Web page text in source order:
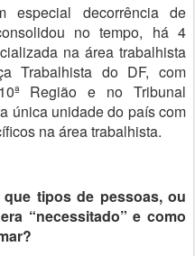
especial decorrência de
no tempo, há 4
na área trabalhista
Trabalhista do DF, com
Região e no Tribunal
única unidade do país com
na área trabalhista.
tipos de pessoas, ou
“necessitado” e como